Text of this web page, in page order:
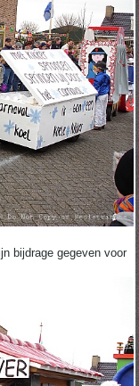
bijdrage gegeven voor